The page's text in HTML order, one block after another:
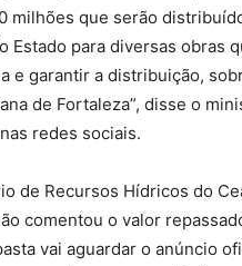
milhões que serão
Estado para diversas obras
e garantir a distribuição,
de Fortaleza”, disse o
redes sociais.
de Recursos Hídricos do
comentou o valor
vai aguardar o anúncio